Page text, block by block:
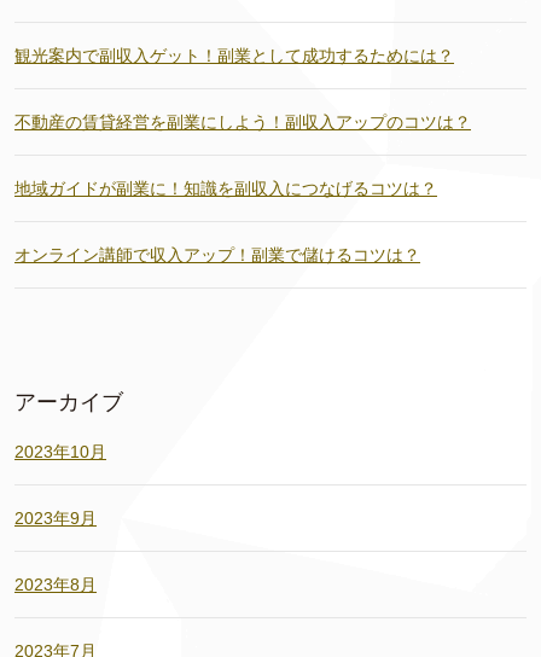
観光案内で副収入ゲット！副業として成功するためには？
不動産の賃貸経営を副業にしよう！副収入アップのコツは？
地域ガイドが副業に！知識を副収入につなげるコツは？
オンライン講師で収入アップ！副業で儲けるコツは？
アーカイブ
2023年10月
2023年9月
2023年8月
2023年7月